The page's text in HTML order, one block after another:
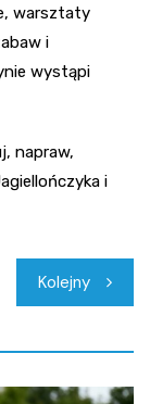
warsztaty
i
wystąpi
napraw,
i
Kolejny